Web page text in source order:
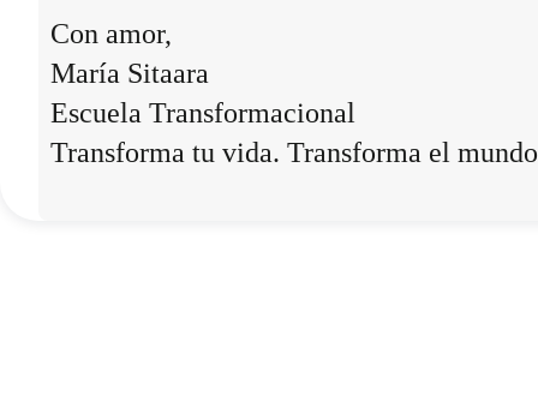
Con amor,
María Sitaara
Escuela Transformacional
Transforma tu vida. Transforma el